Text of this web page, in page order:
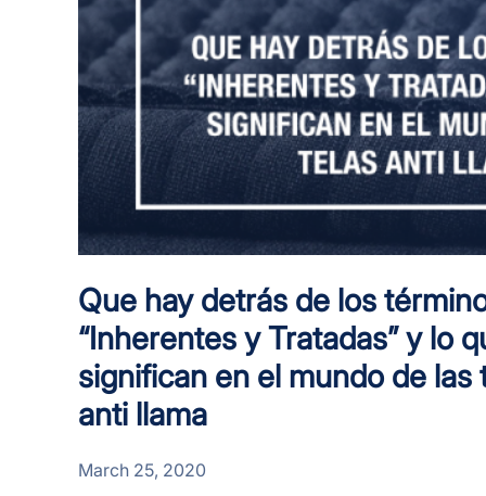
Que hay detrás de los
“Inherentes y Tratadas” y lo
significan en el mundo de las
anti llama
March 25, 2020